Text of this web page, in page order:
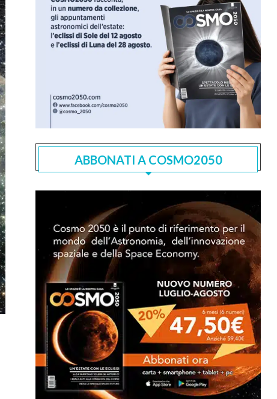
ABBONATI A COSMO2050